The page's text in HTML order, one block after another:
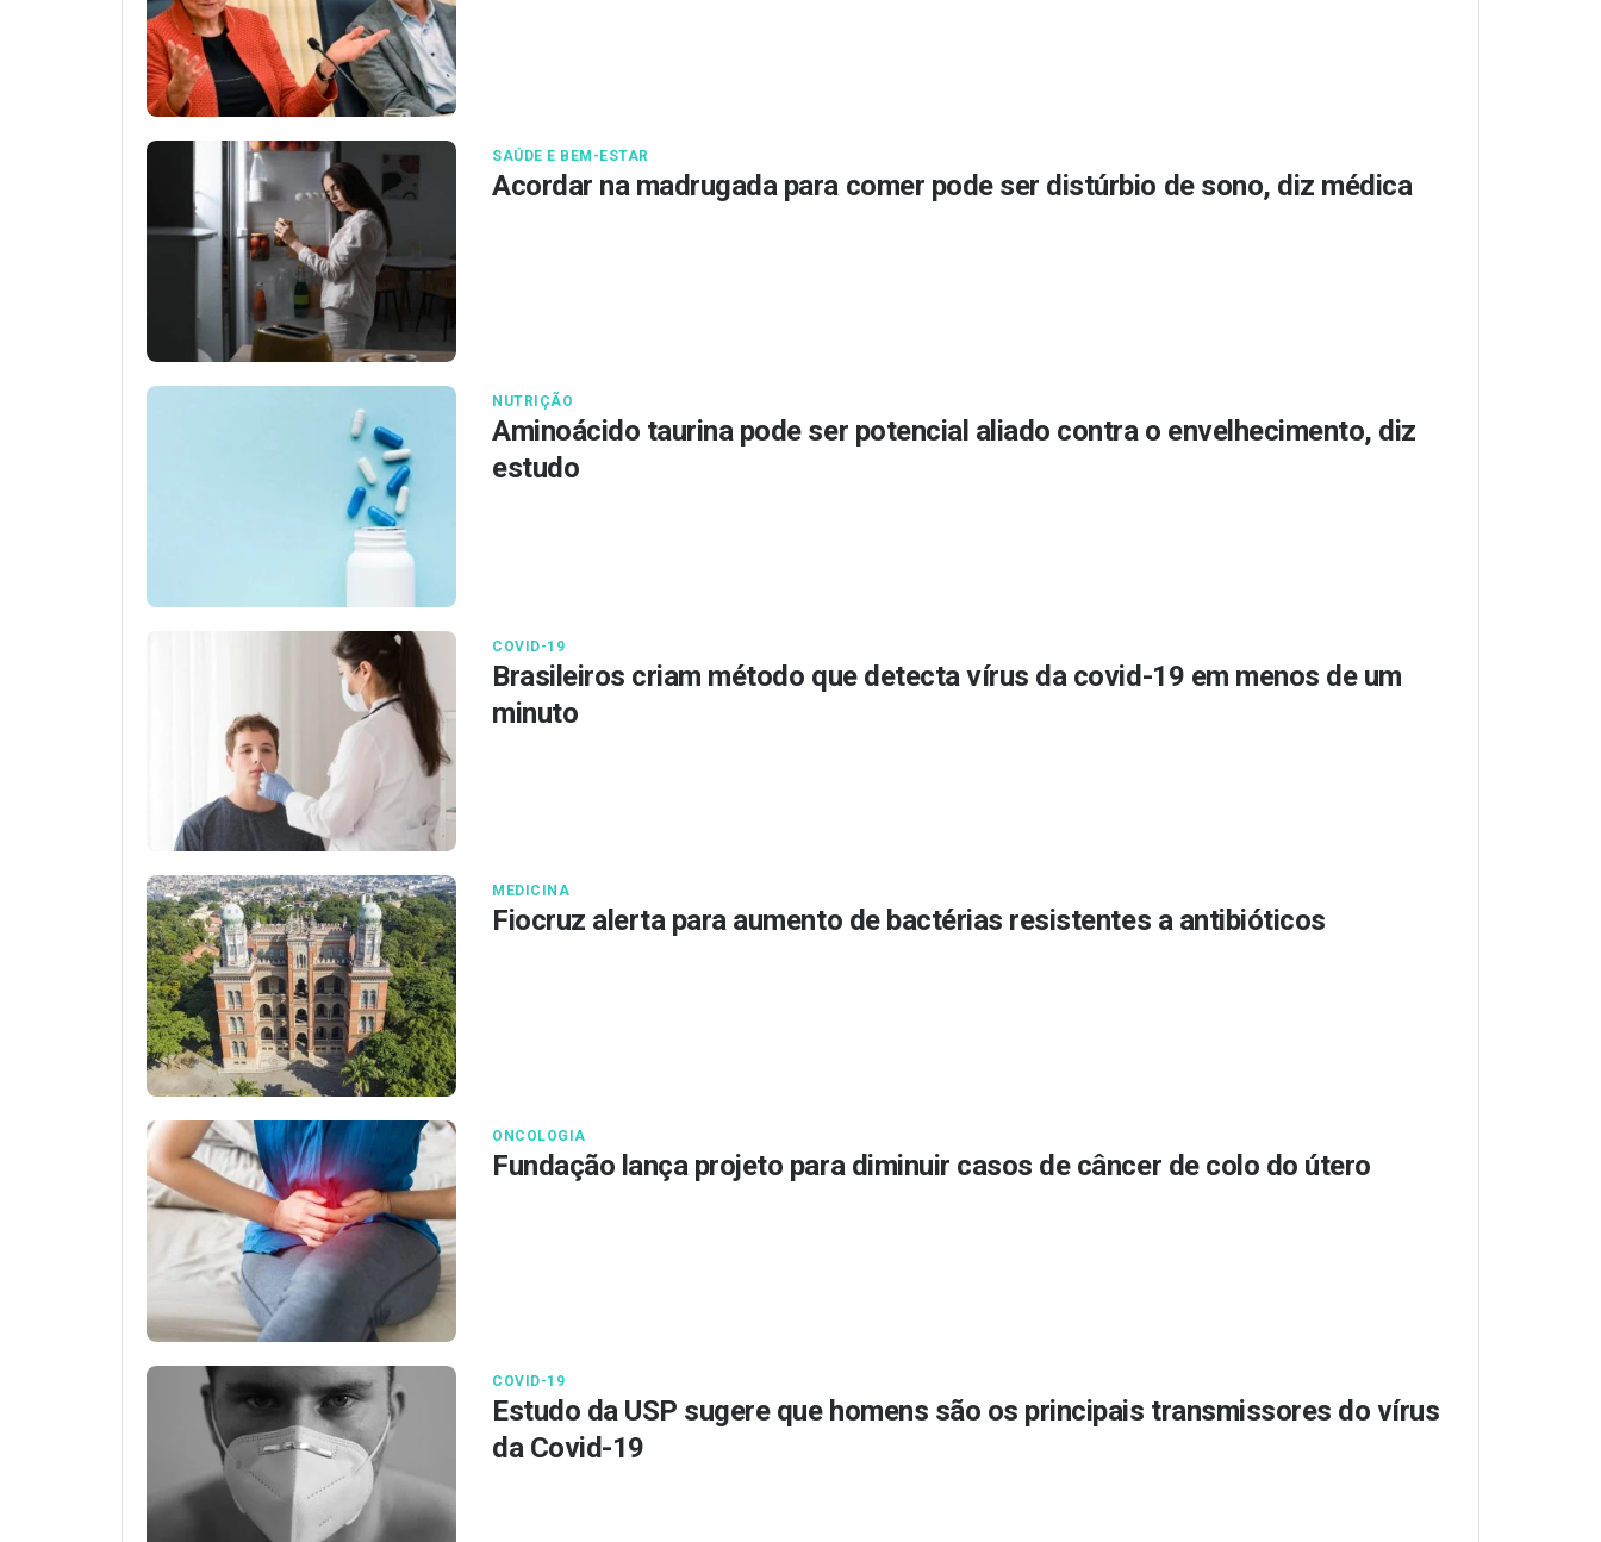
SAÚDE E BEM-ESTAR
Acordar na madrugada para comer pode ser distúrbio de sono, diz médica
NUTRIÇÃO
Aminoácido taurina pode ser potencial aliado contra o envelhecimento, diz
estudo
COVID-19
Brasileiros criam método que detecta vírus da covid-19 em menos de um
minuto
MEDICINA
Fiocruz alerta para aumento de bactérias resistentes a antibióticos
ONCOLOGIA
Fundação lança projeto para diminuir casos de câncer de colo do útero
COVID-19
Estudo da USP sugere que homens são os principais transmissores do vírus
da Covid-19